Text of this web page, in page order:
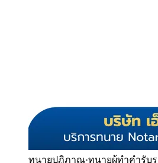
ทนายปฏิภาณ·ทนายผู้ทำคำรับ